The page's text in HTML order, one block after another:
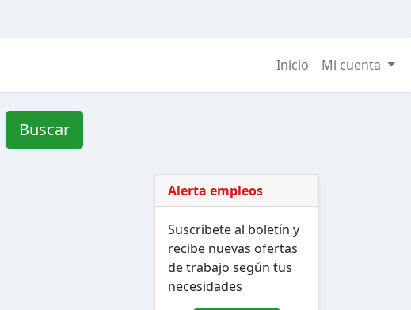
Inicio Mi cuenta
Buscar
Alerta empleos
Suscríbete al boletín y
recibe nuevas ofertas
de trabajo según tus
necesidades